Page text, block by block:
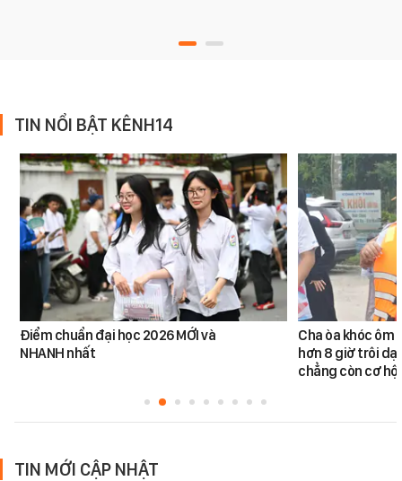
TIN NỔI BẬT KÊNH14
Điểm chuẩn đại học 2026 MỚI và
NHANH nhất
Cha òa khóc ôm
hơn 8 giờ trôi
chẳng còn cơ
TIN MỚI CẬP NHẬT